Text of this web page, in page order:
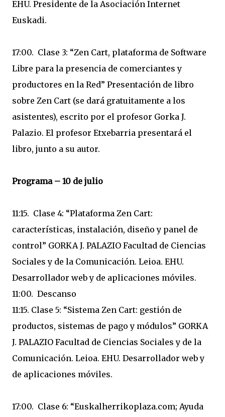
EHU. Presidente de la Asociación Internet
Euskadi.
17:00. Clase 3: “Zen Cart, plataforma de Software
Libre para la presencia de comerciantes y
productores en la Red” Presentación de libro
sobre Zen Cart (se dará gratuitamente a los
asistentes), escrito por el profesor Gorka J.
Palazio. El profesor Etxebarria presentará el
libro, junto a su autor.
Programa – 10 de julio
11:15. Clase 4: “Plataforma Zen Cart:
características, instalación, diseño y panel de
control” GORKA J. PALAZIO Facultad de Ciencias
Sociales y de la Comunicación. Leioa. EHU.
Desarrollador web y de aplicaciones móviles.
11:00. Descanso
11:15. Clase 5: “Sistema Zen Cart: gestión de
productos, sistemas de pago y módulos” GORKA
J. PALAZIO Facultad de Ciencias Sociales y de la
Comunicación. Leioa. EHU. Desarrollador web y
de aplicaciones móviles.
17:00. Clase 6: “Euskalherrikoplaza.com; Ayuda